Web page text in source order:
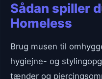
Sådan spiller
Homeless
Brug musen til
hygiejne- og
tænder og